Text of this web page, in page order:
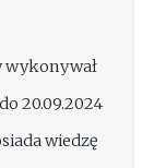
wykonywał
20.09.2024
wiedzę